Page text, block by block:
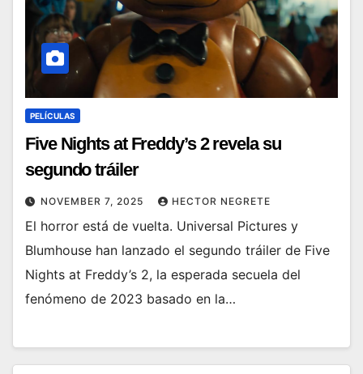
PELÍCULAS
Five Nights at Freddy’s 2 revela su
segundo tráiler
NOVEMBER 7, 2025 HECTOR NEGRETE
El horror está de vuelta. Universal Pictures y
Blumhouse han lanzado el segundo tráiler de Five
Nights at Freddy’s 2, la esperada secuela del
fenómeno de 2023 basado en la…